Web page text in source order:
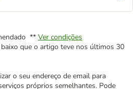
** Ver condições
que o artigo teve nos últimos 30
o seu endereço de email para
próprios semelhantes. Pode